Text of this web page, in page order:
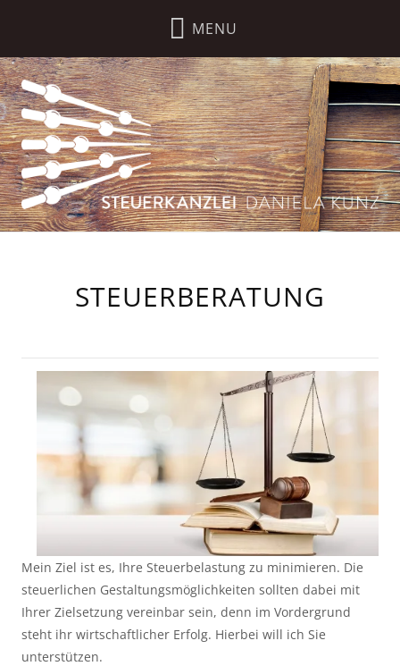
STEUERBERATUNG
Mein Ziel ist es, Ihre Steuerbelastung zu minimieren. Die
steuerlichen Gestaltungsmöglichkeiten sollten dabei mit
Ihrer Zielsetzung vereinbar sein, denn im Vordergrund
steht ihr wirtschaftlicher Erfolg. Hierbei will ich Sie
unterstützen.